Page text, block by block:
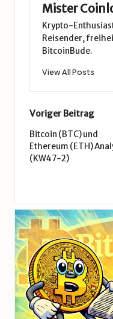
Mister
Krypto-
Reisender,
BitcoinBude.
View All Posts
Post
navigation
Voriger Beitrag
Bitcoin (BTC) und
Ethereum (ETH)
(KW47-2)